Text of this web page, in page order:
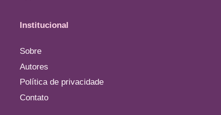
Institucional
Sobre
Autores
Política de privacidade
Contato